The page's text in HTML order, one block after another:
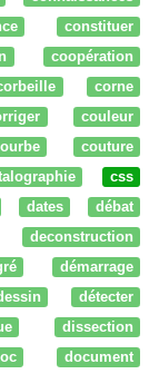
constituer
coopération
corne
couleur
couture
css
dates
débat
deconstruction
démarrage
détecter
dissection
document